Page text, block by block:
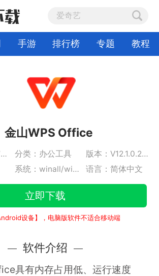
手游 排行榜 专题 教程
金山WPS Office
时间：2026-07-31 分类：办公工具
版本：V12.1.0.28043
系统：winall/win7/win10/win11 语言：简体中文
立即下载
设备】，电脑版软件不适合移动端
软件介绍
具有内存占用低、运行速度